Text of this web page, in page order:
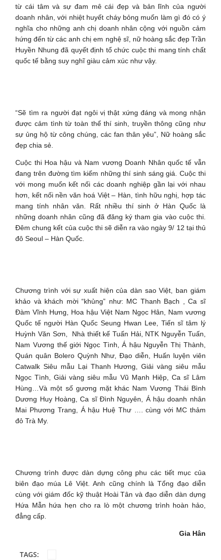
từ cái tâm và sự đam mê cái đẹp và bản lĩnh của người
doanh nhân, với nhiệt huyết cháy bỏng muốn làm gì đó có ý
nghĩa cho những anh chị doanh nhân cộng với nguồn cảm
hứng đến từ các anh chị em nghệ sĩ, nữ hoàng sắc đẹp Trần
Huyền Nhung đã quyết định tổ chức cuộc thi mang tính chất
quốc tế bằng suy nghĩ giàu cảm xúc như vậy.
“Sẽ tìm ra người đạt ngôi vị thật xứng đáng và mong nhận
được cảm tình từ toàn thể thí sinh, truyền thông cũng như
sự ủng hộ từ công chúng, các fan thân yêu”, Nữ hoàng sắc
đẹp chia sẻ.
Cuộc thi Hoa hậu và Nam vương Doanh Nhân quốc tế vẫn
đang trên đường tìm kiếm những thí sinh sáng giá. Cuộc thi
với mong muốn kết nối các doanh nghiệp gần lại với nhau
hơn, kết nối nền văn hoá Việt – Hàn, tình hữu nghị, hợp tác
mang tính nhân văn. Rất nhiều thí sinh ở Hàn Quốc là
những doanh nhân cũng đã đăng ký tham gia vào cuộc thi.
Đêm chung kết của cuộc thi sẽ diễn ra vào ngày 9/ 12 tại thủ
đô Seoul – Hàn Quốc.
Chương trình với sự xuất hiện của dàn sao Việt, ban giám
khảo và khách mời “khủng” như: MC Thanh Bạch , Ca sĩ
Đàm Vĩnh Hưng, Hoa hậu Việt Nam Ngọc Hân, Nam vương
Quốc tế người Hàn Quốc Seung Hwan Lee, Tiến sĩ tâm lý
Huỳnh Văn Sơn, Nhà thiết kế Tuấn Hải, NTK Nguyễn Tuấn,
Nam Vương thế giới Ngọc Tình, Á hậu Nguyễn Thị Thành,
Quán quân Bolero Quỳnh Như, Đạo diễn, Huấn luyện viên
Catwalk Siêu mẫu Lại Thanh Hương, Giải vàng siêu mẫu
Ngọc Tình, Giải vàng siêu mẫu Vũ Mạnh Hiệp, Ca sĩ Lâm
Hùng…Và một số gương mặt khác Nam Vương Thái Bình
Dương Huy Hoàng, Ca sĩ Đình Nguyên, Á hậu doanh nhân
Mai Phương Trang, Á hậu Huệ Thư …. cùng với MC thảm
đỏ Trà My.
Chương trình được dàn dựng công phu các tiết mục của
biên đạo múa Lê Việt. Anh cũng chính là Tổng đạo diễn
cùng với giám đốc kỹ thuật Hoài Tân và đạo diễn dàn dựng
Hứa Mẫn hứa hẹn cho ra lò một chương trình hoàn hảo,
đẳng cấp.
Gia Hân
TAGS: